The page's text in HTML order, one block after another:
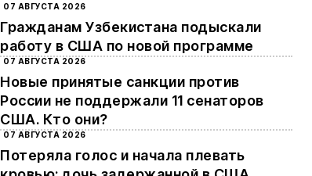
07 АВГУСТА 2026
Гражданам Узбекистана подыскали
работу в США по новой программе
07 АВГУСТА 2026
Новые принятые санкции против
России не поддержали 11 сенаторов
США. Кто они?
07 АВГУСТА 2026
Потеряла голос и начала плевать